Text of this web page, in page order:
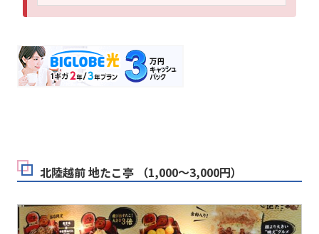
北陸越前 地たこ亭 （1,000～3,000円）